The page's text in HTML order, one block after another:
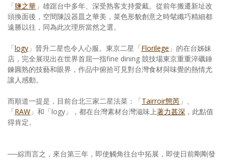
「鹽之華 」雄踞台中多年、深受熟客支持愛戴。從前年搬遷新址改
頭換面後，空間陳設器皿之華美，菜色形貌創意之時髦纖巧精細都
遠勝以往，同為此次理所當然之選。
「logy 」晉升二星也令人心服。東京二星「Florilege 」的在台姊妹
店，完全展現出在世界首屈一指fine dining 競技場東京重重淬礪錘
鍊圓熟的技藝和眼界，作品中俯拾可見對台灣食材與味覺的熱情尤
讓人感動。
而順道一提是，目前台北三家二星法菜：「Tairroir態芮 」、
「RAW 」和「logy」，都在台灣素材台灣滋味上著力甚深 ，此點值
得肯定。
──綜而言之，來台第三年，即使觸角往台中拓展，即使日前剛剛發